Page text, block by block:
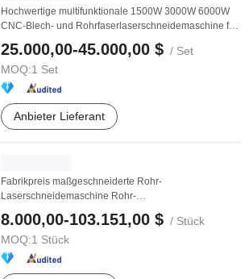
Hochwertige multifunktionale 1500W 3000W 6000W
CNC-Blech- und Rohrfaserlaserschneidemaschine für
25.000,00-45.000,00 $ / Set
MOQ:1 Set
Anbieter Lieferant
Fabrikpreis maßgeschneiderte Rohr-
Laserschneidemaschine Rohr-
Laserschneidemaschine zu verkaufen
8.000,00-103.151,00 $ / Stück
MOQ:1 Stück